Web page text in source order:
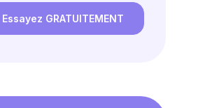
Essayez GRATUITEMENT